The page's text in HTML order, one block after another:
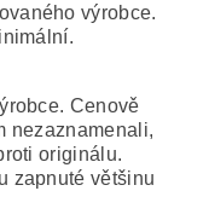
výrobce.
Cenově
nezaznamenali,
originálu.
zapnuté většinu